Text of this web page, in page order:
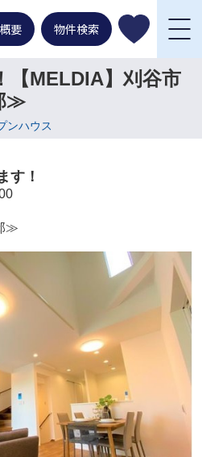
要 物件検索
【MELDIA】刈谷市
≫
ンハウス
す！
≫